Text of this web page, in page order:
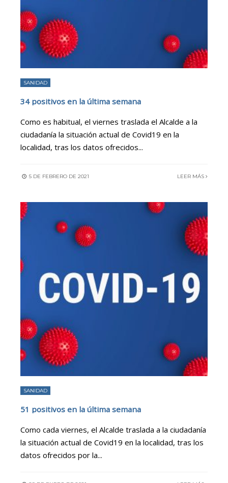
SANIDAD
34 positivos en la última semana
Como es habitual, el viernes traslada el Alcalde a la
ciudadanía la situación actual de Covid19 en la
localidad, tras los datos ofrecidos...
5 DE FEBRERO DE 2021 LEER MÁS
SANIDAD
51 positivos en la última semana
Como cada viernes, el Alcalde traslada a la ciudadanía
la situación actual de Covid19 en la localidad, tras los
datos ofrecidos por la...